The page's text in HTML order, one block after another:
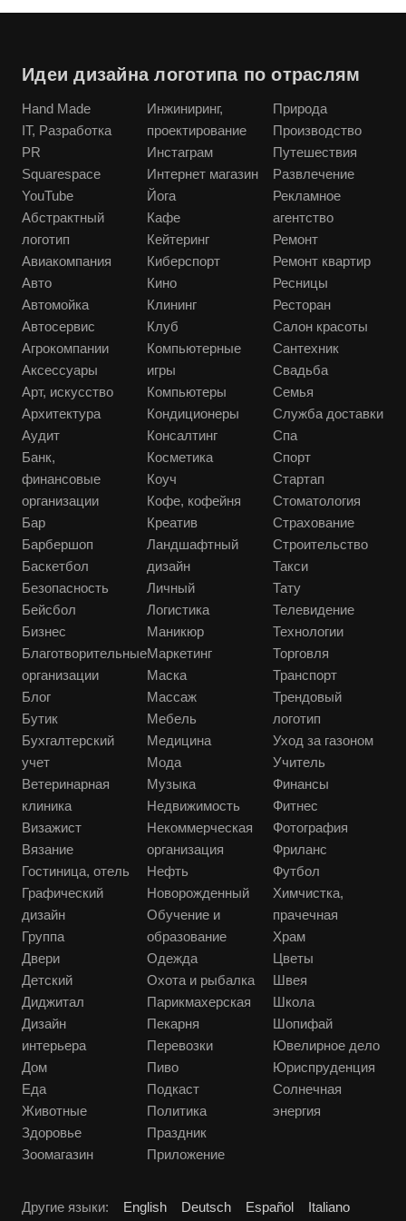
Идеи дизайна логотипа по отраслям
Hand Made
IT, Разработка
PR
Squarespace
YouTube
Абстрактный
логотип
Авиакомпания
Авто
Автомойка
Автосервис
Агрокомпании
Аксессуары
Арт, искусство
Архитектура
Аудит
Банк,
финансовые
организации
Бар
Барбершоп
Баскетбол
Безопасность
Бейсбол
Бизнес
Благотворительные
организации
Блог
Бутик
Бухгалтерский
учет
Ветеринарная
клиника
Визажист
Вязание
Гостиница, отель
Графический
дизайн
Группа
Двери
Детский
Диджитал
Дизайн
интерьера
Дом
Еда
Животные
Здоровье
Зоомагазин
Инжиниринг,
проектирование
Инстаграм
Интернет магазин
Йога
Кафе
Кейтеринг
Киберспорт
Кино
Клининг
Клуб
Компьютерные
игры
Компьютеры
Кондиционеры
Консалтинг
Косметика
Коуч
Кофе, кофейня
Креатив
Ландшафтный
дизайн
Личный
Логистика
Маникюр
Маркетинг
Маска
Массаж
Мебель
Медицина
Мода
Музыка
Недвижимость
Некоммерческая
организация
Нефть
Новорожденный
Обучение и
образование
Одежда
Охота и рыбалка
Парикмахерская
Пекарня
Перевозки
Пиво
Подкаст
Политика
Праздник
Приложение
Природа
Производство
Путешествия
Развлечение
Рекламное
агентство
Ремонт
Ремонт квартир
Ресницы
Ресторан
Салон красоты
Сантехник
Свадьба
Семья
Служба доставки
Спа
Спорт
Стартап
Стоматология
Страхование
Строительство
Такси
Тату
Телевидение
Технологии
Торговля
Транспорт
Трендовый
логотип
Уход за газоном
Учитель
Финансы
Фитнес
Фотография
Фриланс
Футбол
Химчистка,
прачечная
Храм
Цветы
Швея
Школа
Шопифай
Ювелирное дело
Юриспруденция
Солнечная
энергия
Другие языки: English Deutsch Español Italiano